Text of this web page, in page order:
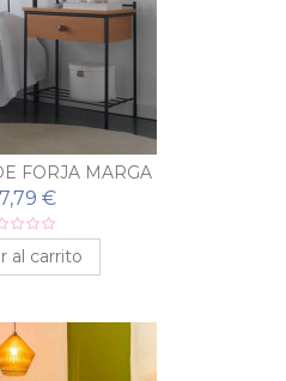
FORJA MARGA
€
al carrito